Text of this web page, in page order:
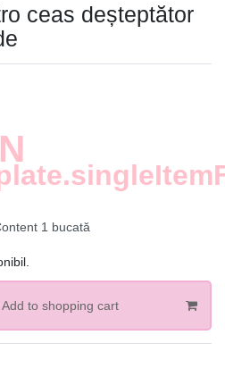
ceas deșteptător
1 bucată
Add to shopping cart